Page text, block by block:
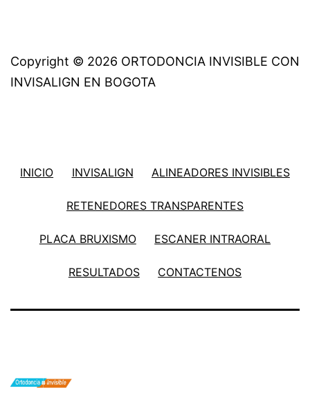
Copyright © 2026 ORTODONCIA INVISIBLE CON
INVISALIGN EN BOGOTA
INICIO INVISALIGN ALINEADORES INVISIBLES
RETENEDORES TRANSPARENTES
PLACA BRUXISMO ESCANER INTRAORAL
RESULTADOS CONTACTENOS